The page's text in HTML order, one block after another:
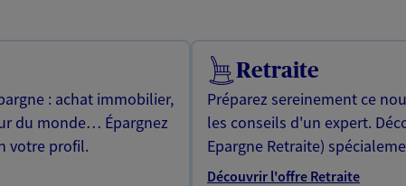
: achat immobilier,
du monde… Épargnez
votre profil.
Retraite
Préparez sereinement ce
les conseils d'un expert.
Epargne Retraite)
Découvrir l'offre Retraite